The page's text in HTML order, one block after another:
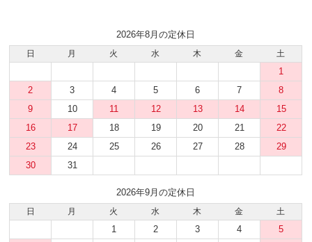
2026年8月の定休日
日 月 火 水 木 金 土
1
2
3 4 5 6 7
8
9
10 11 12 13 14
15
16
17 18 19 20 21
22
23
24 25 26 27 28
29
30
31
2026年9月の定休日
日 月 火 水 木 金 土
1 2 3 4
5